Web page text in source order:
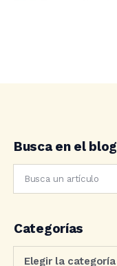
Busca en el blog
Categorías